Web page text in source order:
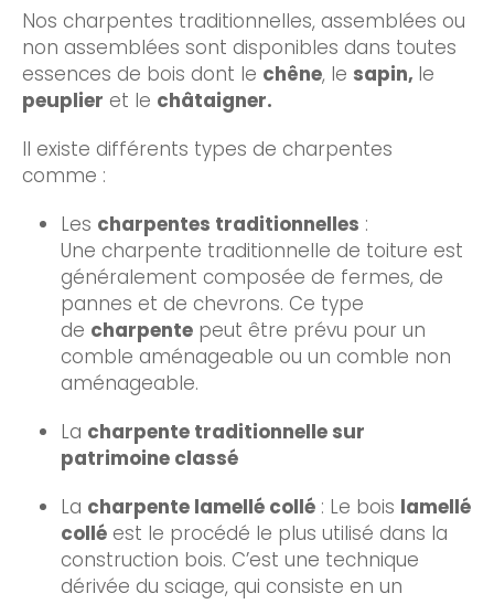
Nos charpentes traditionnelles, assemblées ou
non assemblées sont disponibles dans toutes
essences de bois dont le chêne, le sapin, le
peuplier et le châtaigner.
Il existe différents types de charpentes
comme :
Les charpentes traditionnelles :
Une charpente traditionnelle de toiture est
généralement composée de fermes, de
pannes et de chevrons. Ce type
de charpente peut être prévu pour un
comble aménageable ou un comble non
aménageable.
La charpente traditionnelle sur
patrimoine classé
La charpente lamellé collé : Le bois lamellé
collé est le procédé le plus utilisé dans la
construction bois. C’est une technique
dérivée du sciage, qui consiste en un